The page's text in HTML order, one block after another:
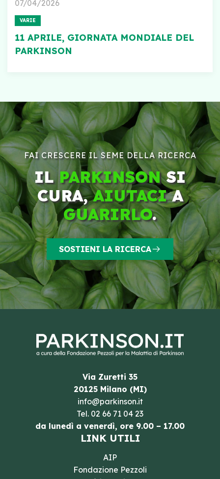
07/04/2026
VARIE
11 APRILE, GIORNATA MONDIALE DEL
PARKINSON
FAI CRESCERE IL SEME DELLA RICERCA
ILPARKINSONSI
CURA,AIUTACIA
GUARIRLO.
SOSTIENI LA RICERCA
Via Zuretti 35
20125 Milano (MI)
info@parkinson.it
Tel. 02 66 71 04 23
da lunedì a venerdì, ore 9.00 – 17.00
LINK UTILI
AIP
Fondazione Pezzoli